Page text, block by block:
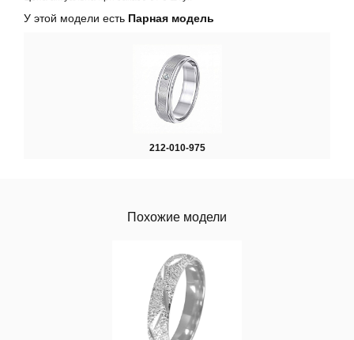
У этой модели есть Парная модель
212-010-975
Похожие модели